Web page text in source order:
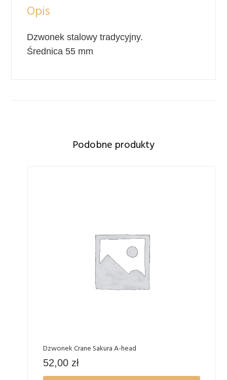
Opis
Dzwonek stalowy tradycyjny.
Średnica 55 mm
Podobne produkty
Dzwonek Crane Sakura A-head
52,00 zł